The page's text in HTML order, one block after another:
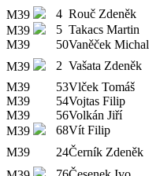
M39
4 Rouč Zdeněk
M39
5 Takacs Martin
M39
50Vaněček Michal
M39
2 Vašata Zdeněk
M39
53Vlček Tomáš
M39
54Vojtas Filip
M39
56Volkán Jiří
M39
68Vít Filip
M39
24Černík Zdeněk